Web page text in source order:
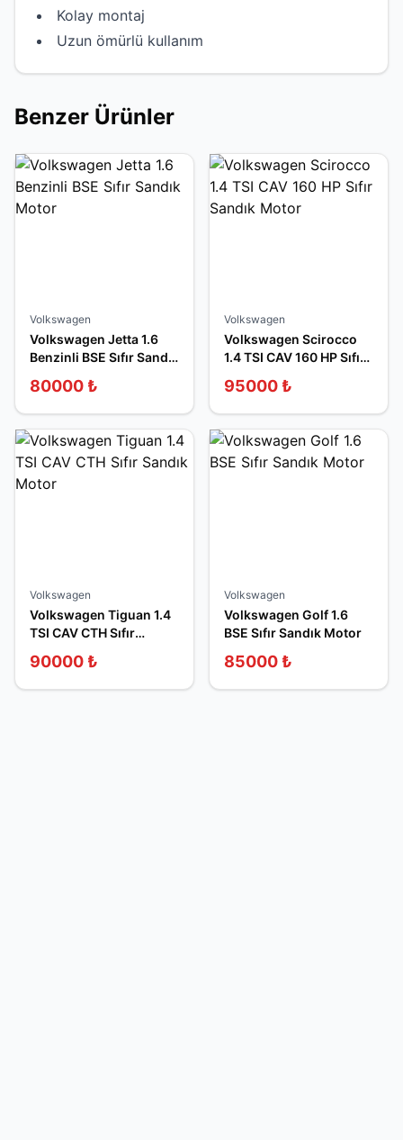
Kolay montaj
Uzun ömürlü kullanım
Benzer Ürünler
Volkswagen
Volkswagen Jetta 1.6
Benzinli BSE Sıfır Sandık
80000 ₺
Volkswagen
Volkswagen Scirocco
1.4 TSI CAV 160 HP Sıfır
95000 ₺
Volkswagen
Volkswagen Tiguan 1.4
TSI CAV CTH Sıfır
90000 ₺
Volkswagen
Volkswagen Golf 1.6
BSE Sıfır Sandık Motor
85000 ₺